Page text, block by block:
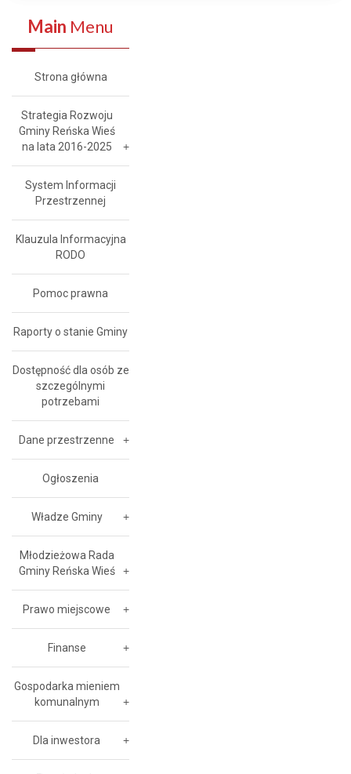
Main Menu
Strona główna
Strategia Rozwoju
Gminy Reńska Wieś
na lata 2016-2025
System Informacji
Przestrzennej
Klauzula Informacyjna
RODO
Pomoc prawna
Raporty o stanie Gminy
Dostępność dla osób ze
szczególnymi
potrzebami
Dane przestrzenne
Ogłoszenia
Władze Gminy
Młodzieżowa Rada
Gminy Reńska Wieś
Prawo miejscowe
Finanse
Gospodarka mieniem
komunalnym
Dla inwestora